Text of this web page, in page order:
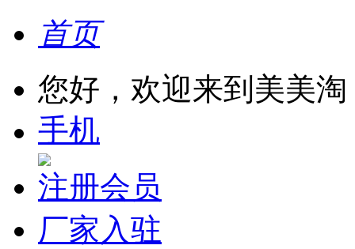
首页
您好，欢迎来到美美淘
手机
注册会员
厂家入驻